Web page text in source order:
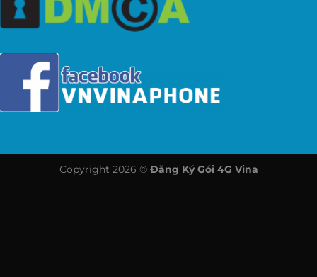
Copyright 2026 © Đăng Ký Gói 4G Vina